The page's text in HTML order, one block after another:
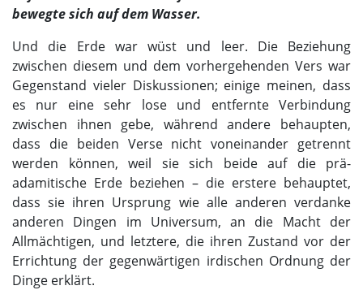
bewegte sich auf dem Wasser.
Und die Erde war wüst und leer. Die Beziehung
zwischen diesem und dem vorhergehenden Vers war
Gegenstand vieler Diskussionen; einige meinen, dass
es nur eine sehr lose und entfernte Verbindung
zwischen ihnen gebe, während andere behaupten,
dass die beiden Verse nicht voneinander getrennt
werden können, weil sie sich beide auf die prä-
adamitische Erde beziehen – die erstere behauptet,
dass sie ihren Ursprung wie alle anderen verdanke
anderen Dingen im Universum, an die Macht der
Allmächtigen, und letztere, die ihren Zustand vor der
Errichtung der gegenwärtigen irdischen Ordnung der
Dinge erklärt.